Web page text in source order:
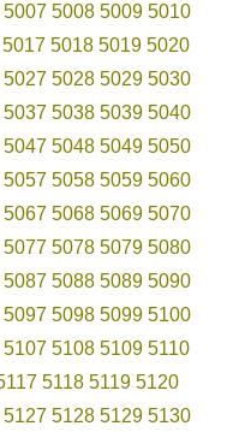
5007 5008 5009 5010
5017 5018 5019 5020
5027 5028 5029 5030
5037 5038 5039 5040
5047 5048 5049 5050
5057 5058 5059 5060
5067 5068 5069 5070
5077 5078 5079 5080
5087 5088 5089 5090
5097 5098 5099 5100
5107 5108 5109 5110
5118 5119 5120
5127 5128 5129 5130